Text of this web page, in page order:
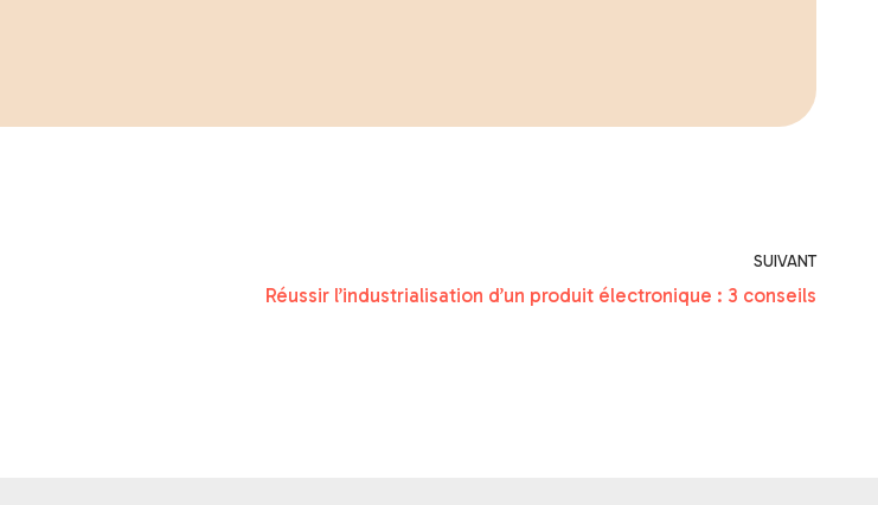
SUIVANT
Réussir l’industrialisation d’un produit électronique : 3 conseils